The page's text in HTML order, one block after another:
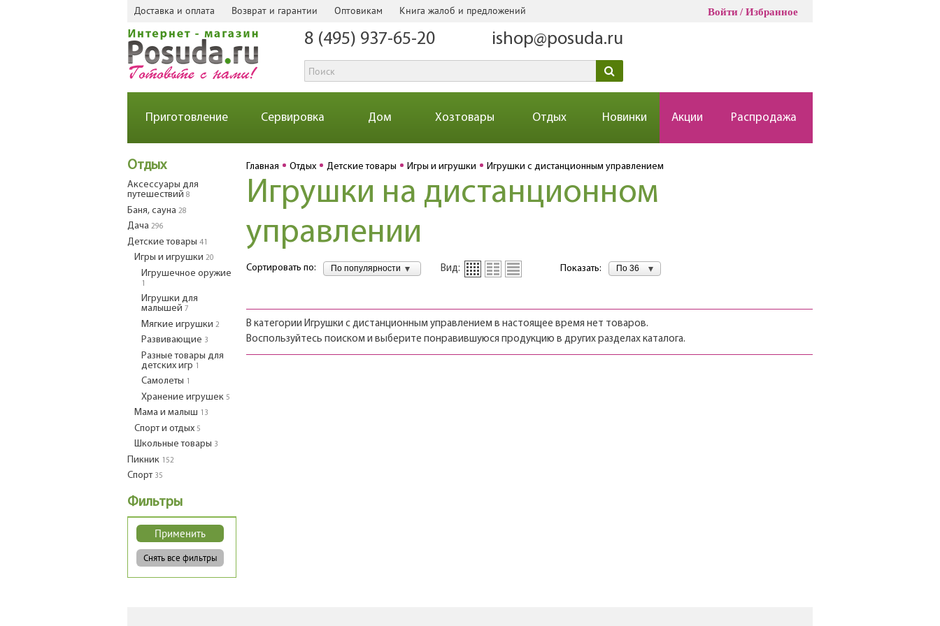
Доставка и оплата Возврат и гарантии Оптовикам Книга жалоб и предложений Войти Избранное
8 (495) 937-65-20 ishop@posuda.ru
Приготовление Сервировка Дом Хозтовары Отдых Новинки Акции Распродажа
Отдых
Аксессуары для
путешествий 8
Баня, сауна 28
Дача 296
Детские товары 41
Игры и игрушки 20
Игрушечное оружие
1
Игрушки для
малышей 7
Мягкие игрушки 2
Развивающие 3
Разные товары для
детских игр 1
Самолеты 1
Хранение игрушек 5
Мама и малыш 13
Спорт и отдых 5
Школьные товары 3
Пикник 152
Спорт 35
Фильтры
Главная Отдых Детские товары Игры и игрушки Игрушки с дистанционным управлением
Игрушки на дистанционном
управлении
Сортировать по: По популярности Вид: Показать: По 36
В категории Игрушки с дистанционным управлением в настоящее время нет товаров.
Воспользуйтесь поиском и выберите понравившуюся продукцию в других разделах каталога.